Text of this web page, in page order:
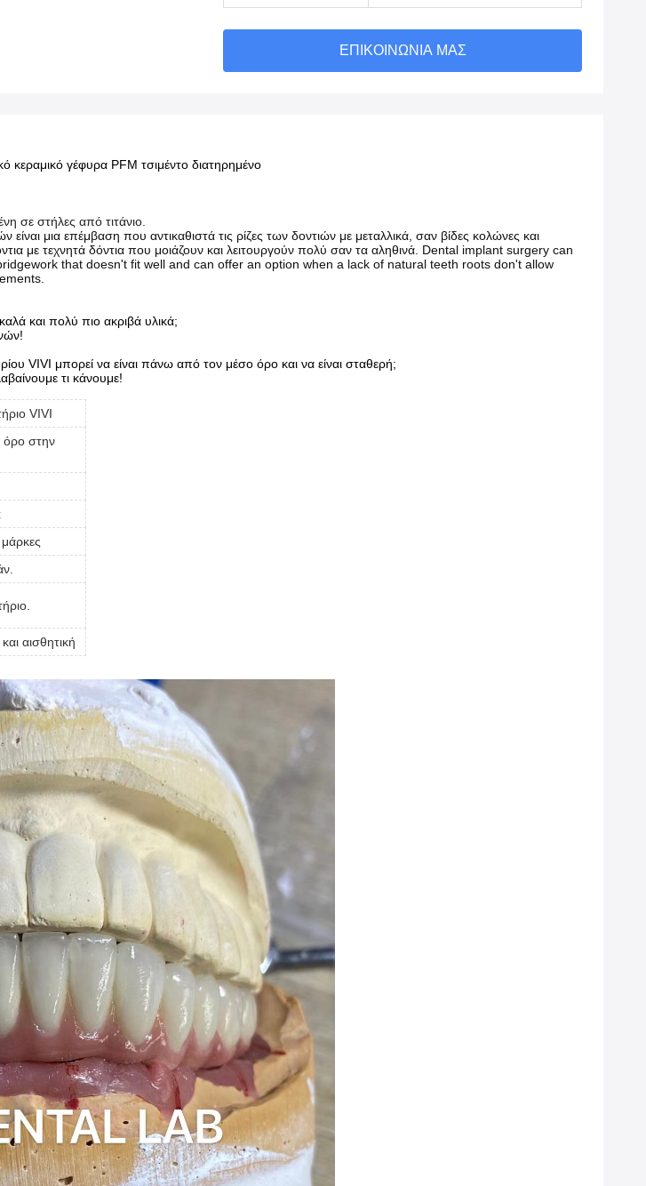
ΕΠΙΚΟΙΝΩΝΊΑ ΜΑΣ
κεραμικό γέφυρα PFM τσιμέντο διατηρημένο
σε στήλες από τιτάνιο.
μια επέμβαση που αντικαθιστά τις ρίζες των δοντιών με μεταλλικά, σαν βίδες κολώνες και
με τεχνητά δόντια που μοιάζουν και λειτουργούν πολύ σαν τα αληθινά. Dental implant surgery can
that doesn't fit well and can offer an option when a lack of natural teeth roots don't allow
και πολύ πιο ακριβά υλικά;
VIVI μπορεί να είναι πάνω από τον μέσο όρο και να είναι σταθερή;
τι κάνουμε!
VIVI
στην
μάρκες
αισθητική